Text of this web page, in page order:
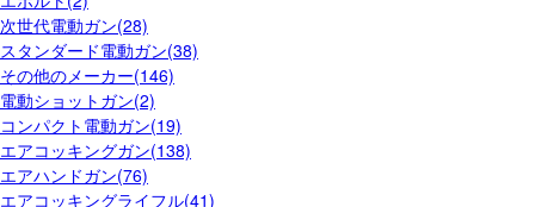
次世代電動ガン(28)
スタンダード電動ガン(38)
その他のメーカー(146)
電動ショットガン(2)
コンパクト電動ガン(19)
エアコッキングガン(138)
エアハンドガン(76)
エアコッキングライフル(41)